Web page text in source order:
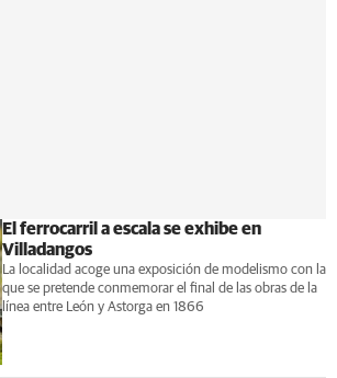
El ferrocarril a escala se exhibe en
Villadangos
La localidad acoge una exposición de modelismo con la
que se pretende conmemorar el final de las obras de la
línea entre León y Astorga en 1866